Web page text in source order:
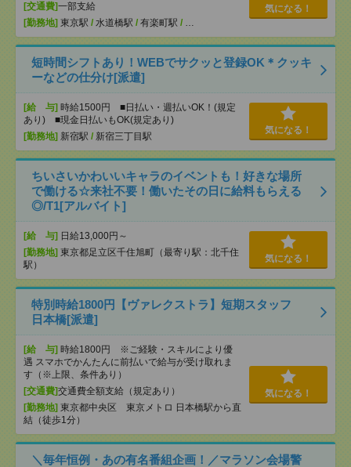
[交通費]一部支給
[勤務地] 東京駅 / 水道橋駅 / 有楽町駅 / …
気になる！
短時間シフトあり！WEBでサクッと登録OK＊クッキ
ーなどの仕分け[派遣]
[給 与] 時給1500円 ■日払い・週払いOK！(規定
あり) ■現金日払いもOK(規定あり)
[勤務地] 新宿駅 / 新宿三丁目駅
気になる！
ちいさいかわいいキャラのイベントも！好きな場所
で働ける☆来社不要！働いたその日に給料もらえる
◎/T1[アルバイト]
[給 与] 日給13,000円～
[勤務地] 東京都足立区千住旭町（最寄り駅：北千住
駅）
気になる！
特別時給1800円【ヴァレクストラ】短期スタッフ
日本橋[派遣]
[給 与] 時給1800円 ※ご経験・スキルにより優
遇 スマホでかんたんに前払いで給与が受け取れま
す（※上限、条件あり）
[交通費]交通費全額支給（規定あり）
[勤務地] 東京都中央区 東京メトロ 日本橋駅から直
結（徒歩1分）
気になる！
＼毎年恒例・あの有名番組企画！／マラソン会場警